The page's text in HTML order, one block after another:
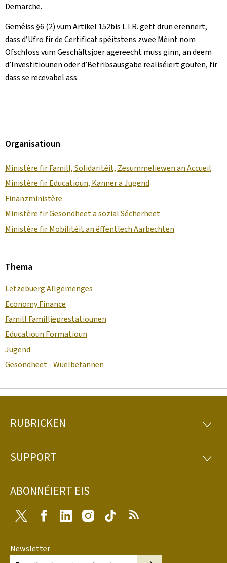
Demarche.
Geméiss §6 (2) vum Artikel 152bis L.I.R. gëtt drun erënnert,
dass d’Ufro fir de Certificat spéitstens zwee Méint nom
Ofschloss vum Geschäftsjoer agereecht muss ginn, an deem
d’Investitiounen oder d’Betribsausgabe realiséiert goufen, fir
dass se recevabel ass.
Organisatioun
Ministère fir Famill, Solidaritéit, Zesummeliewen an Accueil
Ministère fir Educatioun, Kanner a Jugend
Finanzministère
Ministère fir Gesondheet a sozial Sécherheet
Ministère fir Mobilitéit an ëffentlech Aarbechten
Thema
Lëtzebuerg Allgemenges
Economy Finance
Famill Familljeprestatiounen
Educatioun Formatioun
Jugend
Gesondheet - Wuelbefannen
Fousszeil
RUBRICKEN
SUPPORT
ABONNÉIERT EIS
Twitter FacebookLinkedIn InstagramTiktok
Newsletter